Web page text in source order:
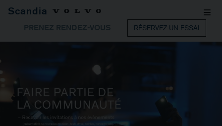
Scandia
PRENEZ RENDEZ-VOUS RÉSERVEZ UN ESSAI